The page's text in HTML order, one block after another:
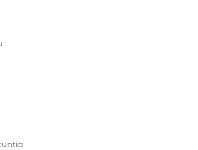
tuntia